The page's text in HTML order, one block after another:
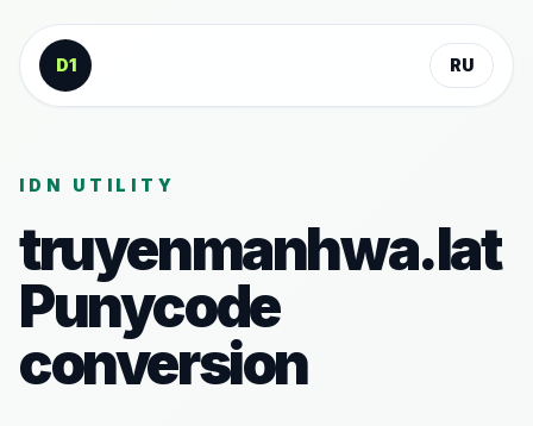
К содержанию
D1
RU
IDN UTILITY
truyenmanhwa.lat
Punycode
conversion